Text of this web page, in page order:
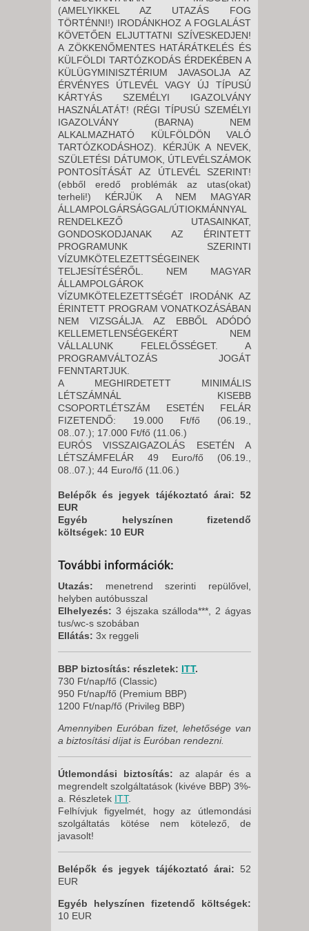
(AMELYIKKEL AZ UTAZÁS FOG
TÖRTÉNNI!) IRODÁNKHOZ A FOGLALÁST
KÖVETŐEN ELJUTTATNI SZÍVESKEDJEN!
A ZÖKKENŐMENTES HATÁRÁTKELÉS ÉS
KÜLFÖLDI TARTÓZKODÁS ÉRDEKÉBEN A
KÜLÜGYMINISZTÉRIUM JAVASOLJA AZ
ÉRVÉNYES ÚTLEVÉL VAGY ÚJ TÍPUSÚ
KÁRTYÁS SZEMÉLYI IGAZOLVÁNY
HASZNÁLATÁT! (RÉGI TÍPUSÚ SZEMÉLYI
IGAZOLVÁNY (BARNA) NEM
ALKALMAZHATÓ KÜLFÖLDÖN VALÓ
TARTÓZKODÁSHOZ). KÉRJÜK A NEVEK,
SZÜLETÉSI DÁTUMOK, ÚTLEVÉLSZÁMOK
PONTOSÍTÁSÁT AZ ÚTLEVÉL SZERINT!
(ebből eredő problémák az utas(okat)
terheli!) KÉRJÜK A NEM MAGYAR
ÁLLAMPOLGÁRSÁGGAL/ÚTIOKMÁNNYAL
RENDELKEZŐ UTASAINKAT,
GONDOSKODJANAK AZ ÉRINTETT
PROGRAMUNK SZERINTI
VÍZUMKÖTELEZETTSÉGEINEK
TELJESÍTÉSÉRŐL. NEM MAGYAR
ÁLLAMPOLGÁROK
VÍZUMKÖTELEZETTSÉGÉT IRODÁNK AZ
ÉRINTETT PROGRAM VONATKOZÁSÁBAN
NEM VIZSGÁLJA. AZ EBBŐL ADÓDÓ
KELLEMETLENSÉGEKÉRT NEM
VÁLLALUNK FELELŐSSÉGET. A
PROGRAMVÁLTOZÁS JOGÁT
FENNTARTJUK.
A MEGHIRDETETT MINIMÁLIS
LÉTSZÁMNÁL KISEBB
CSOPORTLÉTSZÁM ESETÉN FELÁR
FIZETENDŐ: 19.000 Ft/fő (06.19.,
08..07.); 17.000 Ft/fő (11.06.)
EURÓS VISSZAIGAZOLÁS ESETÉN A
LÉTSZÁMFELÁR 49 Euro/fő (06.19.,
08..07.); 44 Euro/fő (11.06.)
Belépők és jegyek tájékoztató árai: 52
EUR
Egyéb helyszínen fizetendő
költségek: 10 EUR
További információk:
Utazás: menetrend szerinti repülővel,
helyben autóbusszal
Elhelyezés: 3 éjszaka szálloda***, 2 ágyas
tus/wc-s szobában
Ellátás: 3x reggeli
BBP biztosítás: részletek: ITT.
730 Ft/nap/fő (Classic)
950 Ft/nap/fő (Premium BBP)
1200 Ft/nap/fő (Privileg BBP)
Amennyiben Euróban fizet, lehetősége van
a biztosítási díjat is Euróban rendezni.
Útlemondási biztosítás: az alapár és a
megrendelt szolgáltatások (kivéve BBP) 3%-
a. Részletek ITT.
Felhívjuk figyelmét, hogy az útlemondási
szolgáltatás kötése nem kötelező, de
javasolt!
Belépők és jegyek tájékoztató árai: 52
EUR
Egyéb helyszínen fizetendő költségek:
10 EUR